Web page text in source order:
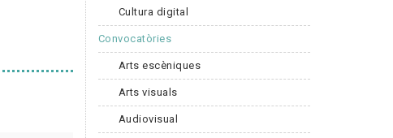
Cultura digital
Convocatòries
Arts escèniques
Arts visuals
Audiovisual